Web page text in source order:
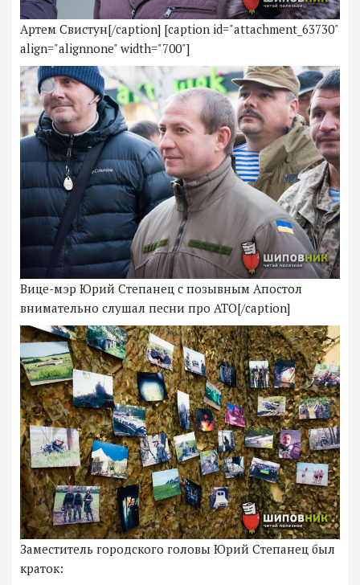
Артем Свистун[/caption] [caption id="attachment_63730"
align="alignnone" width="700"]
Вице-мэр Юрий Степанец с позывным Апостол
внимательно слушал песни про АТО[/caption]
Заместитель городского головы Юрий Степанец был
краток: